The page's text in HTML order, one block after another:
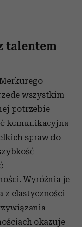
talentem
wszystkim
potrzebie
komunikacyjna
spraw do
Wyróżnia je
z elastyczności
okazuje